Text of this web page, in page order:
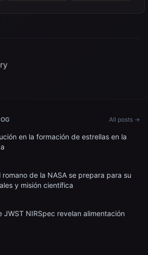
All posts →
en la formación de estrellas en la
de la NASA se prepara para su
y misión científica
JWST NIRSpec revelan alimentación